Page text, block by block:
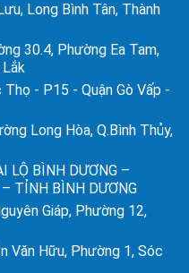
Long Bình Tân, Thành
30.4, Phường Ea Tam,
- P15 - Quận Gò Vấp -
Long Hòa, Q.Bình Thủy,
LỘ BÌNH DƯƠNG –
TỈNH BÌNH DƯƠNG
Giáp, Phường 12,
Văn Hữu, Phường 1, Sóc